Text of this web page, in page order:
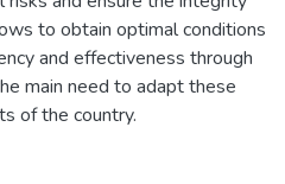
to obtain optimal conditions
and effectiveness through
main need to adapt these
of the country.